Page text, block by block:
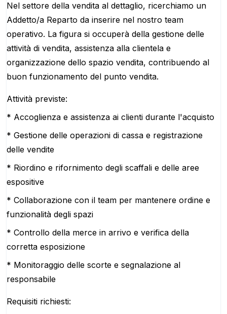
Nel settore della vendita al dettaglio, ricerchiamo un
Addetto/a Reparto da inserire nel nostro team
operativo. La figura si occuperà della gestione delle
attività di vendita, assistenza alla clientela e
organizzazione dello spazio vendita, contribuendo al
buon funzionamento del punto vendita.
Attività previste:
* Accoglienza e assistenza ai clienti durante l'acquisto
* Gestione delle operazioni di cassa e registrazione
delle vendite
* Riordino e rifornimento degli scaffali e delle aree
espositive
* Collaborazione con il team per mantenere ordine e
funzionalità degli spazi
* Controllo della merce in arrivo e verifica della
corretta esposizione
* Monitoraggio delle scorte e segnalazione al
responsabile
Requisiti richiesti: